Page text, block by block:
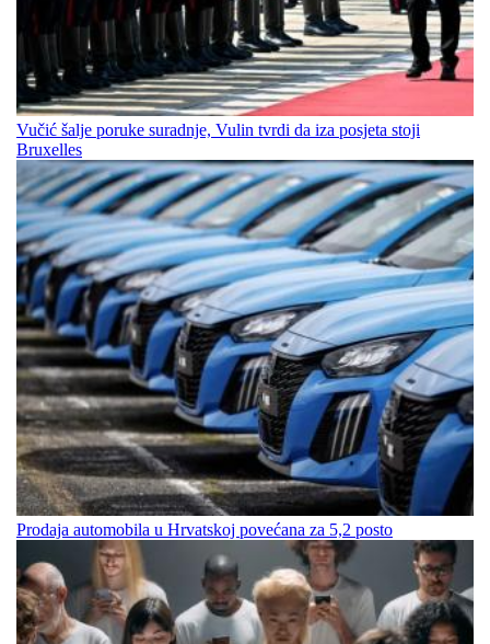
Vučić šalje poruke suradnje, Vulin tvrdi da iza posjeta stoji
Bruxelles
Prodaja automobila u Hrvatskoj povećana za 5,2 posto